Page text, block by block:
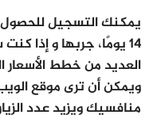
يمكنك التسجيل
14 يومًا، جربها و إذا
العديد من خطط الأسعار
ويمكن أن ترى موقع
منافسيك ويزيد عدد